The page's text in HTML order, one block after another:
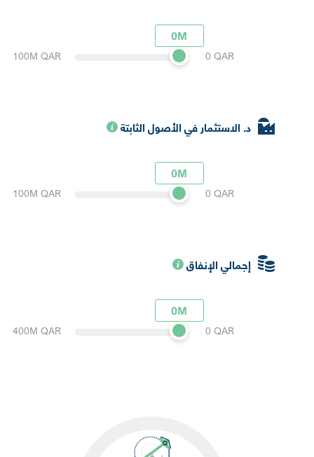
0M
0 QAR
100M QAR
د. الاستثمار في الأصول الثابتة
0M
0 QAR
100M QAR
إجمالي الإنفاق
0M
0 QAR
400M QAR